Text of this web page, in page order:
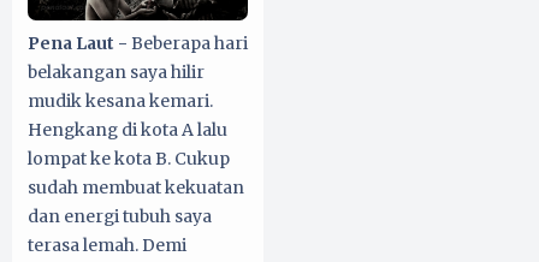
Pena Laut - Beberapa hari
belakangan saya hilir
mudik kesana kemari.
Hengkang di kota A lalu
lompat ke kota B. Cukup
sudah membuat kekuatan
dan energi tubuh saya
terasa lemah. Demi